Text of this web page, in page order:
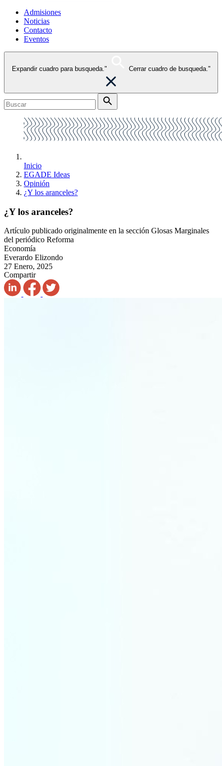
Admisiones
Noticias
Contacto
Eventos
Expandir cuadro para busqueda." Cerrar cuadro de busqueda."
Inicio
EGADE Ideas
Opinión
¿Y los aranceles?
¿Y los aranceles?
Artículo publicado originalmente en la sección Glosas Marginales
del periódico Reforma
Economía
Everardo Elizondo
27 Enero, 2025
Compartir